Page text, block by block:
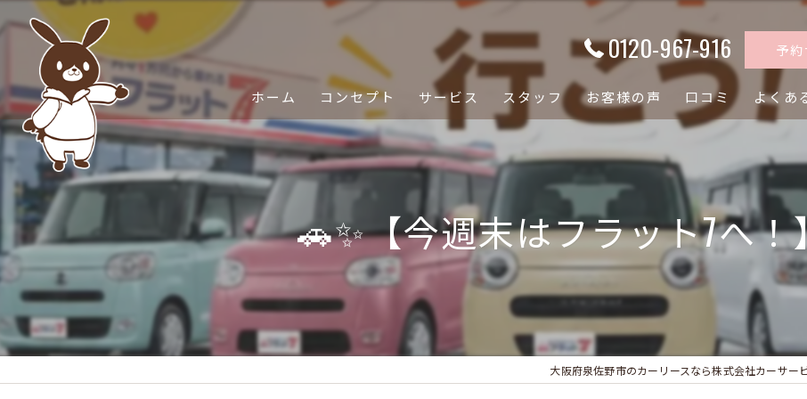
0120-967-916 予
ホーム コンセプト サービス スタッフ お客様の声 口コミ よくあ
🚗✨【今週末はフラット7へ！
大阪府泉佐野市のカーリースなら株式会社カーサー